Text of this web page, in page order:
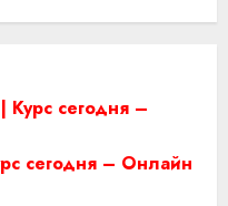
сегодня –
сегодня – Онлайн